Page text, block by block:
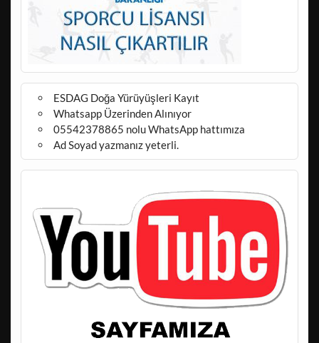
ESDAG Doğa Yürüyüşleri Kayıt
Whatsapp Üzerinden Alınıyor
05542378865 nolu WhatsApp hattımıza
Ad Soyad yazmanız yeterli.